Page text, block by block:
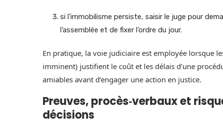
si l’immobilisme persiste, saisir le juge pour
l’assemblée et de fixer l’ordre du jour.
En pratique, la voie judiciaire est employée lorsque
imminent) justifient le coût et les délais d’une
amiables avant d’engager une action en justice.
Preuves, procès‑verbaux et
décisions